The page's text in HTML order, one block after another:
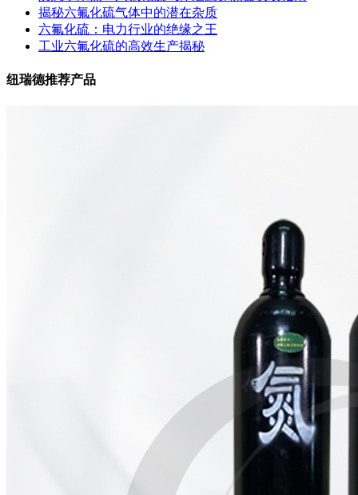
揭秘六氟化硫气体中的潜在杂质
六氟化硫：电力行业的绝缘之王
工业六氟化硫的高效生产揭秘
纽瑞德推荐产品